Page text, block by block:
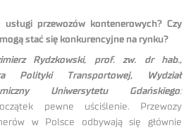
przewozów kontenerowych? Czy
stać się konkurencyjne na rynku?
Rydzkowski, prof. zw. dr hab.,
Polityki Transportowej, Wydział
Uniwersytetu Gdańskiego:
pewne uściślenie. Przewozy
w Polsce odbywają się głównie